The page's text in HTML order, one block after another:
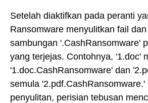
Setelah diaktifkan pada peranti
Ransomware menyulitkan fail
sambungan '.CashRansomware'
yang terjejas. Contohnya, '1.doc'
'1.doc.CashRansomware' dan
semula
penyulitan, perisian tebusan